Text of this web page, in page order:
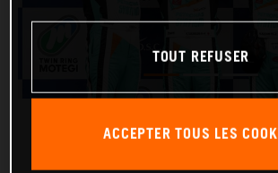
TOUT REFUSER
ACCEPTER TOUS LES